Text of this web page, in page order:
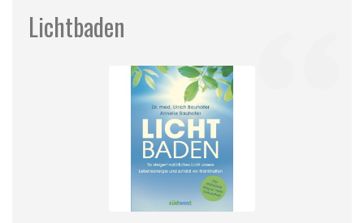
Lichtbaden